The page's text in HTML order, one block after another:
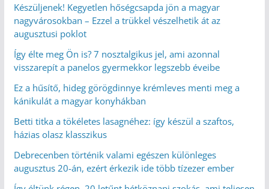
Készüljenek! Kegyetlen hőségcsapda jön a magyar
nagyvárosokban – Ezzel a trükkel vészelhetik át az
augusztusi poklot
Így élte meg Ön is? 7 nosztalgikus jel, ami azonnal
visszarepít a panelos gyermekkor legszebb éveibe
Ez a hűsítő, hideg görögdinnye krémleves menti meg a
kánikulát a magyar konyhákban
Betti titka a tökéletes lasagnéhez: így készül a szaftos,
házias olasz klasszikus
Debrecenben történik valami egészen különleges
augusztus 20-án, ezért érkezik ide több tízezer ember